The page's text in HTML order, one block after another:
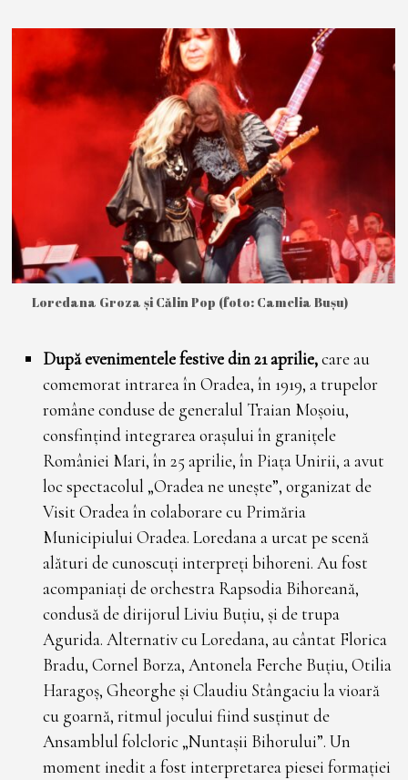
Loredana Groza și Călin Pop (foto: Camelia Bușu)
După evenimentele festive din 21 apri­lie,care au
comemorat intrarea în Oradea, în 1919, a trupelor
române conduse de generalul Traian Moșoiu,
consfințind integrarea orașului în granițele
României Mari, în 25 aprilie, în Piața Unirii, a avut
loc specta­colul „Oradea ne unește”, organizat de
Visit Oradea în colaborare cu Primăria
Municipiului Oradea. Loredana a urcat pe scenă
alături de cunoscuți interpreți bihoreni. Au fost
acompaniați de orchestra Rapsodia Bihoreană,
condusă de dirijorul Liviu Buțiu, și de trupa
Agurida. Alternativ cu Loredana, au cântat Florica
Bradu, Cornel Borza, Antonela Ferche Buțiu, Otilia
Haragoș, Gheorghe și Claudiu Stângaciu la vioară
cu goarnă, ritmul jocului fiind susținut de
Ansamblul folcloric „Nuntașii Bihorului”. Un
moment inedit a fost interpretarea piesei formației